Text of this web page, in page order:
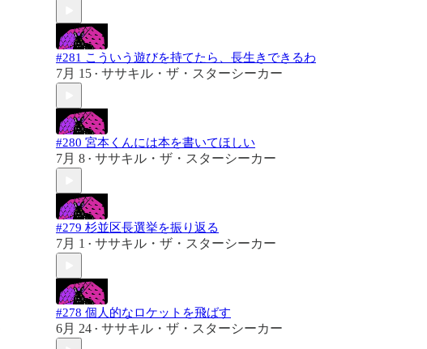
#281 こういう遊びを持てたら、長生きできるわ
7月 15 • ササキル・ザ・スターシーカー
#280 宮本くんには本を書いてほしい
7月 8 • ササキル・ザ・スターシーカー
#279 杉並区長選挙を振り返る
7月 1 • ササキル・ザ・スターシーカー
#278 個人的なロケットを飛ばす
6月 24 • ササキル・ザ・スターシーカー